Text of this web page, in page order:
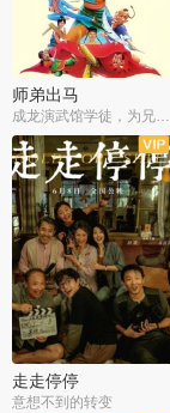
师弟出马
成龙演武馆学徒，为兄搏命战黑道
走走停停
意想不到的转变